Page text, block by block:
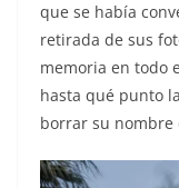
que se había
retirada de sus
memoria en todo
hasta qué punto
borrar su nombre